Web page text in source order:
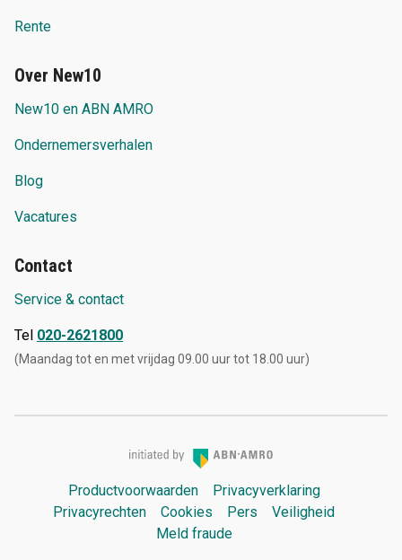
Rente
Over New10
New10 en ABN AMRO
Ondernemersverhalen
Blog
Vacatures
Contact
Service & contact
Tel 020-2621800
(Maandag tot en met vrijdag 09.00 uur tot 18.00 uur)
Productvoorwaarden
Privacyverklaring
Privacyrechten
Cookies Pers
Veiligheid
Meld fraude